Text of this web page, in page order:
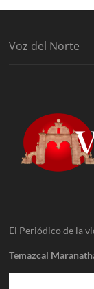
Voz del Norte
El Periódico de la
Temazcal